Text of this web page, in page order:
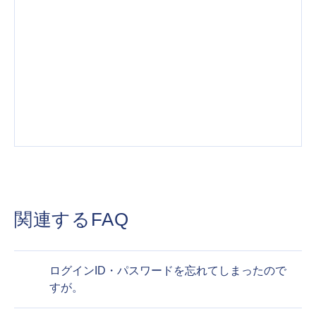
関連するFAQ
ログインID・パスワードを忘れてしまったので
すが。